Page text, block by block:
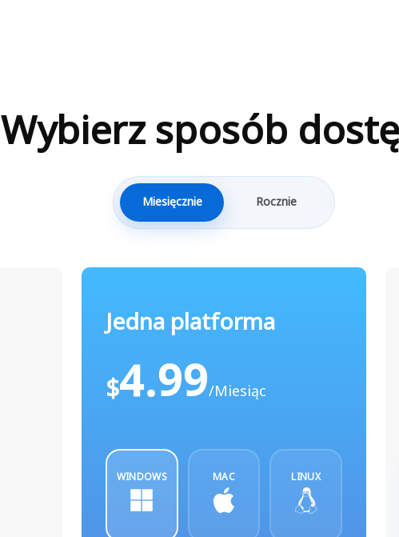
Wybierz sposób
Miesięcznie Rocznie
Jedna platforma
$4.99/Miesiąc
WINDOWS MAC LINUX